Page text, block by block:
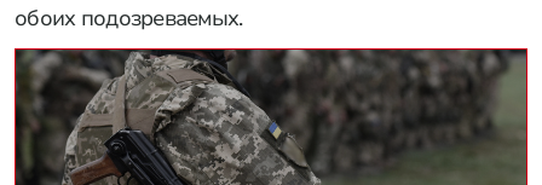
обоих подозреваемых.